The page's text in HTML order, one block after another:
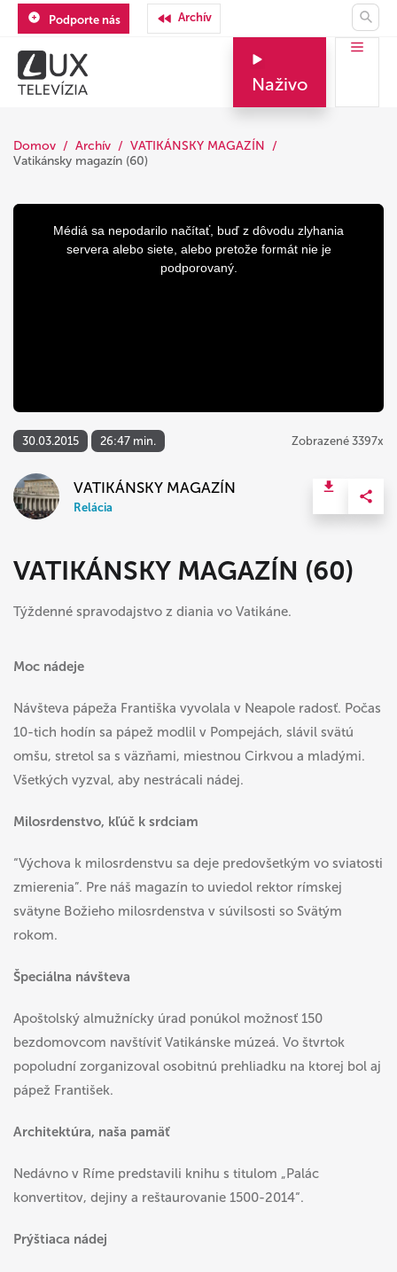
Podporte nás Archív
Naživo
Domov Archív
VATIKÁNSKY MAGAZÍN
Vatikánsky magazín (60)
This
Médiá sa nepodarilo načítať, buď z dôvodu zlyhania
servera alebo siete, alebo pretože formát nie je
podporovaný.
30.03.2015 26:47 min. Zobrazené 3397x
VATIKÁNSKY MAGAZÍN
Relácia
VATIKÁNSKY MAGAZÍN (60)
Týždenné spravodajstvo z diania vo Vatikáne.
Moc nádeje
Návšteva pápeža Františka vyvolala v Neapole radosť. Počas
10-tich hodín sa pápež modlil v Pompejách, slávil svätú
omšu, stretol sa s väzňami, miestnou Cirkvou a mladými.
Všetkých vyzval, aby nestrácali nádej.
Milosrdenstvo, kľúč k srdciam
“Výchova k milosrdenstvu sa deje predovšetkým vo sviatosti
zmierenia”. Pre náš magazín to uviedol rektor rímskej
svätyne Božieho milosrdenstva v súvilsosti so Svätým
rokom.
Špeciálna návšteva
Apoštolský almužnícky úrad ponúkol možnosť 150
bezdomovcom navštíviť Vatikánske múzeá. Vo štvrtok
popoludní zorganizoval osobitnú prehliadku na ktorej bol aj
pápež František.
Architektúra, naša pamäť
Nedávno v Ríme predstavili knihu s titulom „Palác
konvertitov, dejiny a reštaurovanie 1500-2014“.
Prýštiaca nádej